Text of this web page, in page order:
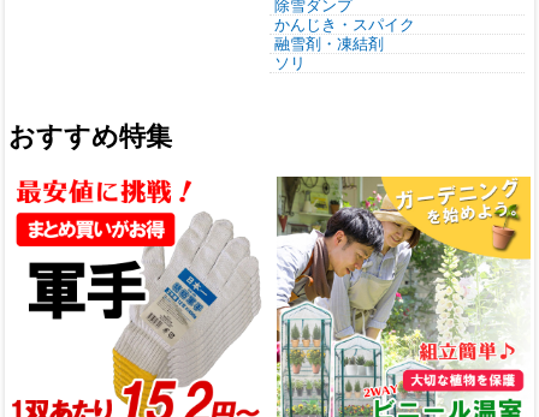
除雪ダンプ
かんじき・スパイク
融雪剤・凍結剤
ソリ
おすすめ特集